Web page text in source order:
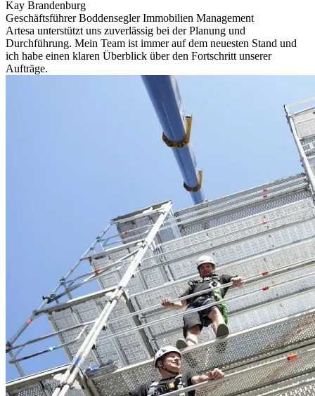
Kay Brandenburg
Geschäftsführer Boddensegler Immobilien Management
Artesa unterstützt uns zuverlässig bei der Planung und
Durchführung. Mein Team ist immer auf dem neuesten Stand und
ich habe einen klaren Überblick über den Fortschritt unserer
Aufträge.